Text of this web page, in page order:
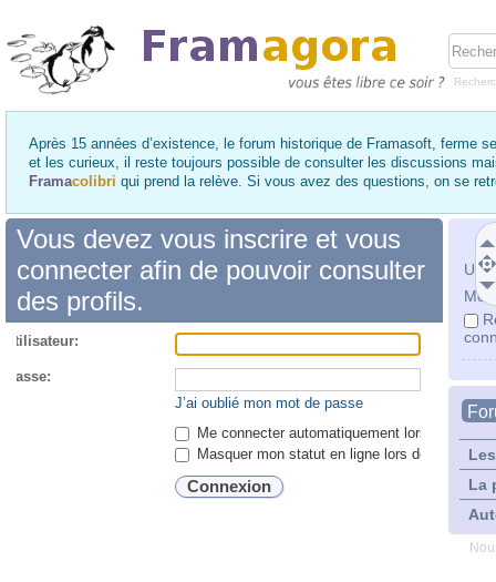
Après 15 années d’existence, le forum historique de Framasoft, ferme
et les curieux, il reste toujours possible de consulter les discussions
Framacolibri qui prend la relève. Si vous avez des questions, on se
Mot
La
Vous devez vous inscrire et vous
connecter afin de pouvoir consulter
des profils.
passe:
J’ai oublié mon mot de passe
Me connecter automatiquement lors de
Masquer mon statut en ligne lors de cette